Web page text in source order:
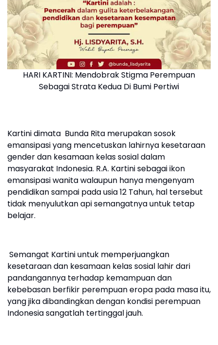
HARI KARTINI: Mendobrak Stigma Perempuan
Sebagai Strata Kedua Di Bumi Pertiwi
Kartini dimata Bunda Rita merupakan sosok
emansipasi yang mencetuskan lahirnya kesetaraan
gender dan kesamaan kelas sosial dalam
masyarakat Indonesia. R.A. Kartini sebagai ikon
emansipasi wanita walaupun hanya mengenyam
pendidikan sampai pada usia 12 Tahun, hal tersebut
tidak menyulutkan api semangatnya untuk tetap
belajar.
Semangat Kartini untuk memperjuangkan
kesetaraan dan kesamaan kelas sosial lahir dari
pandangannya terhadap kemampuan dan
kebebasan berfikir perempuan eropa pada masa itu,
yang jika dibandingkan dengan kondisi perempuan
Indonesia sangatlah tertinggal jauh.